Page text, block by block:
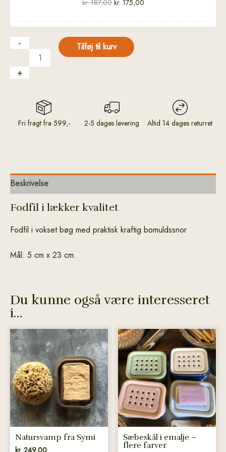
kr.187,00 kr. 175,00
-
+
Tilføj til kurv
Fri fragt fra 599,- 2-5 dages levering Altid 14 dages returret
Beskrivelse
Fodfil i lækker kvalitet
Fodfil i vokset bøg med praktisk kraftig bomuldssnor
Mål: 5 cm x 23 cm.
Du kunne også være interesseret
i…
Natursvamp fra Symi
kr. 249,00
Sæbeskål i emalje –
flere farver
Dette
vare
har
flere
varianter.
Mulighederne
kan
vælges
varesiden